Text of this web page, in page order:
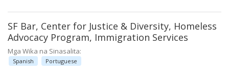
SF Bar, Center for Justice & Diversity, Homeless
Advocacy Program, Immigration Services
Mga Wika na Sinasalita:
Spanish Portuguese